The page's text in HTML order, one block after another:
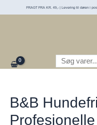
til
FRAGT FRA KR. 49,- | Levering til døren i
Søg
B&B
Duo